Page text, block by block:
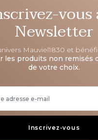
vous
Newsletter
Mauviel1830 et
les produits non remisés
de votre choix.
Inscrivez-vous